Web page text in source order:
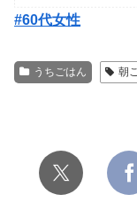
#60代女性
うちごはん 朝